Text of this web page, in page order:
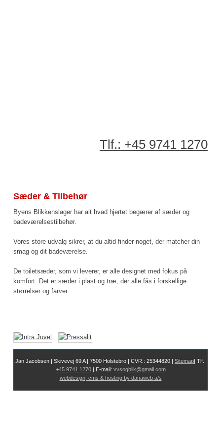
Tlf.: +45 9741 1270​
Sæder & Tilbehør
Byens Blikkenslager har alt hvad hjertet begærer af sæder og
badeværelsestilbehør.
Vores store udvalg sikrer, at du altid finder noget, der matcher din
smag og dit badeværelse.
De toiletsæder, som vi leverer, er alle designet med fokus på
komfort. Det er sæder i plast og træ, der alle fås i forskellige
størrelser og farver.
Jan Jacobsen | Skivevej 69 A | 7500 Holstebro | CVR.: 25344820 | Sit​emap| Tlf.:
+45 9741 1270| E-mail: vvsogblik@gmail.com
webdesign, cms & hosting by danaweb a/s